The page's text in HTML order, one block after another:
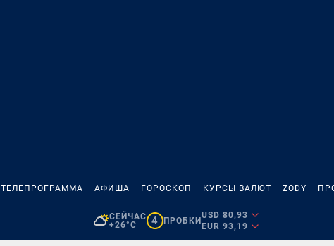
ТЕЛЕПРОГРАММА АФИША ГОРОСКОП КУРСЫ ВАЛЮТ ZODY
СЕЙЧАС
+26°C
4 ПРОБКИ
USD 80,93
EUR 93,19